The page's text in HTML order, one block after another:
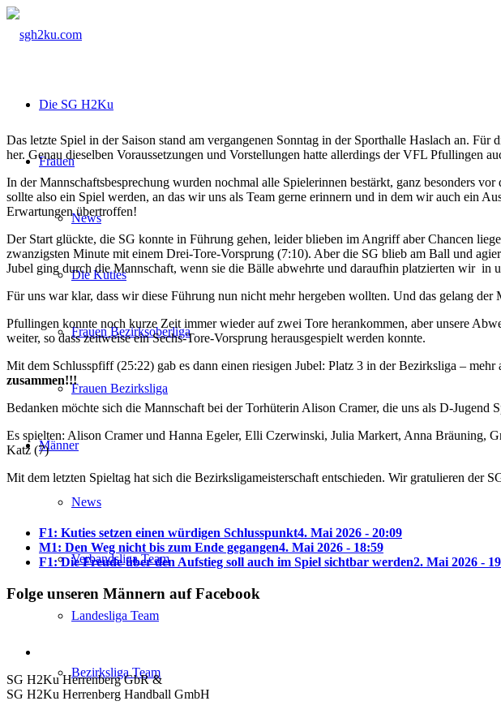
Die SG H2Ku
Frauen
News
Die Kuties
Frauen Bezirksoberliga
Frauen Bezirksliga
Männer
News
Verbandsliga Team
Landesliga Team
Bezirksliga Team
Das letzte Spiel in der Saison stand am vergangenen Sonntag in der Sporthalle Haslach an.
her. Genau dieselben Voraussetzungen und Vorstellungen hatte allerdings der VFL Pfullingen
In der Mannschaftsbesprechung wurden nochmal alle Spielerinnen bestärkt, ganz besonders
sollte also ein Spiel werden, an das wir uns als Team gerne erinnern und in dem wir auch ein
Erwartungen übertroffen!
Der Start glückte, die SG konnte in Führung gehen, leider blieben im Angriff aber Chancen
zwanzigsten Minute mit einem Drei-Tore-Vorsprung (7:10). Aber die SG blieb am Ball und
Jubel ging durch die Mannschaft, wenn sie die Bälle abwehrte und daraufhin platzierten wir
Für uns war klar, dass wir diese Führung nun nicht mehr hergeben wollten. Und das gelang
Pfullingen konnte noch kurze Zeit immer wieder auf zwei Tore herankommen, aber unsere
weiter, so dass zeitweise ein Sechs-Tore-Vorsprung herausgespielt werden konnte.
Mit dem Schlusspfiff (25:22) gab es dann einen riesigen Jubel: Platz 3 in der Bezirksliga – mehr
zusammen!!!
Bedanken möchte sich die Mannschaft bei der Torhüterin Alison Cramer, die uns als D-Jugend
Es spielten: Alison Cramer und Hanna Egeler, Elli Czerwinski, Julia Markert, Anna Bräuning,
Katz (7)
Mit dem letzten Spieltag hat sich die Bezirksligameisterschaft entschieden. Wir gratulieren der
F1: Kuties setzen einen würdigen Schlusspunkt4. Mai 2026 - 20:09
M1: Den Weg nicht bis zum Ende gegangen4. Mai 2026 - 18:59
F1: Die Freude über den Aufstieg soll auch im Spiel sichtbar werden2. Mai 2026 -
Folge unseren Männern auf Facebook
SG H2Ku Herrenberg GbR &
SG H2Ku Herrenberg Handball GmbH